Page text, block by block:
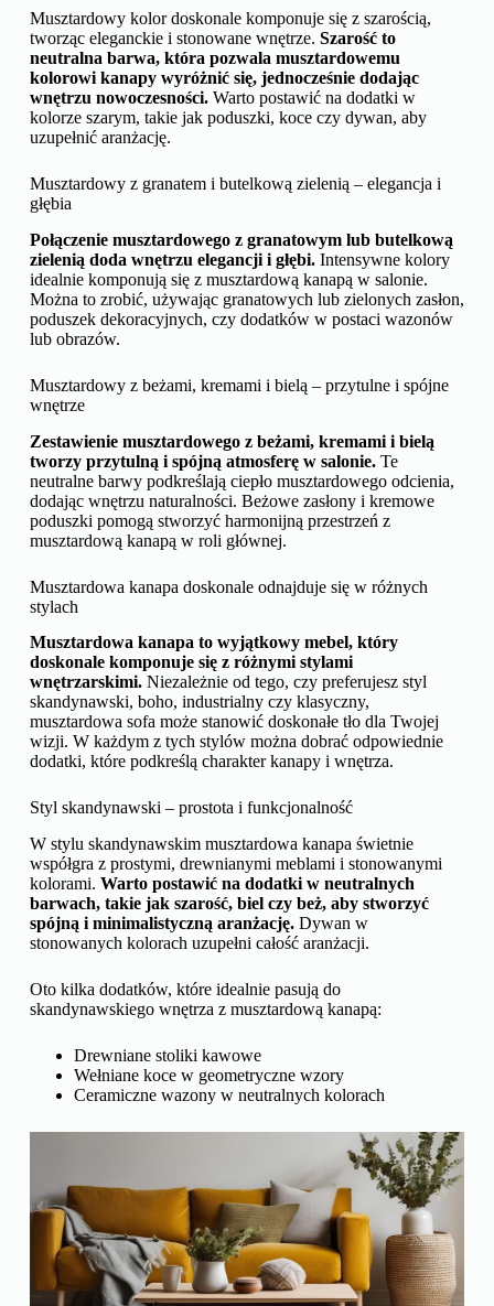
Musztardowy kolor doskonale komponuje się z szarością,
tworząc eleganckie i stonowane wnętrze. Szarość to
neutralna barwa, która pozwala musztardowemu
kolorowi kanapy wyróżnić się, jednocześnie dodając
wnętrzu nowoczesności.Warto postawić na dodatki w
kolorze szarym, takie jak poduszki, koce czy dywan, aby
uzupełnić aranżację.
Musztardowy z granatem i butelkową zielenią – elegancja i
głębia
Połączenie musztardowego z granatowym lub butelkową
zielenią doda wnętrzu elegancji i głębi.Intensywne kolory
idealnie komponują się z musztardową kanapą w salonie.
Można to zrobić, używając granatowych lub zielonych zasłon,
poduszek dekoracyjnych, czy dodatków w postaci wazonów
lub obrazów.
Musztardowy z beżami, kremami i bielą – przytulne i spójne
wnętrze
Zestawienie musztardowego z beżami, kremami i bielą
tworzy przytulną i spójną atmosferę w salonie.Te
neutralne barwy podkreślają ciepło musztardowego odcienia,
dodając wnętrzu naturalności. Beżowe zasłony i kremowe
poduszki pomogą stworzyć harmonijną przestrzeń z
musztardową kanapą w roli głównej.
Musztardowa kanapa doskonale odnajduje się w różnych
stylach
Musztardowa kanapa to wyjątkowy mebel, który
doskonale komponuje się z różnymi stylami
wnętrzarskimi.Niezależnie od tego, czy preferujesz styl
skandynawski, boho, industrialny czy klasyczny,
musztardowa sofa może stanowić doskonałe tło dla Twojej
wizji. W każdym z tych stylów można dobrać odpowiednie
dodatki, które podkreślą charakter kanapy i wnętrza.
Styl skandynawski – prostota i funkcjonalność
W stylu skandynawskim musztardowa kanapa świetnie
współgra z prostymi, drewnianymi meblami i stonowanymi
kolorami. Warto postawić na dodatki w neutralnych
barwach, takie jak szarość, biel czy beż, aby stworzyć
spójną i minimalistyczną aranżację.Dywan w
stonowanych kolorach uzupełni całość aranżacji.
Oto kilka dodatków, które idealnie pasują do
skandynawskiego wnętrza z musztardową kanapą:
Drewniane stoliki kawowe
Wełniane koce w geometryczne wzory
Ceramiczne wazony w neutralnych kolorach